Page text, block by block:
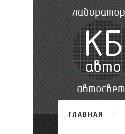
ГЛАВНАЯ